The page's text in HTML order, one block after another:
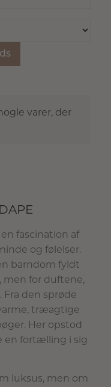
varer, der
fascination af
og følelser.
barndom fyldt
men for duftene,
den sprøde
træagtige
Her opstod
en fortælling i sig
luksus, men om